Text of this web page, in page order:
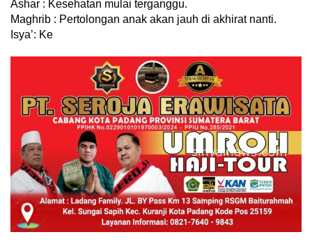
Ashar : Kesehatan mulai terganggu.
Maghrib : Pertolongan anak akan jauh di akhirat nanti.
Isya’: Ke